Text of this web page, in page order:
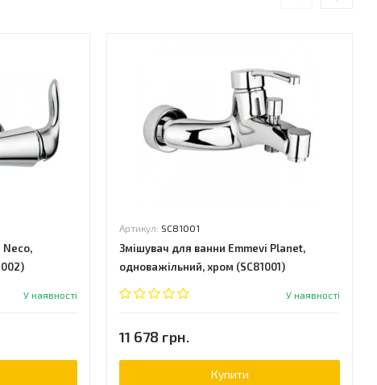
Neco,
У наявності
Артикул: SC81001
Змішувач для ванни Emmevi Planet,
одноважільний, хром (SC81001)
У наявності
11 678 грн.
Купити